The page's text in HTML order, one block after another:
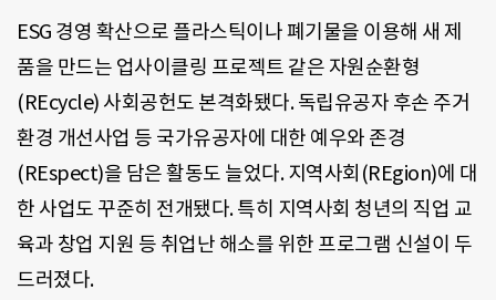
ESG 경영 확산으로 플라스틱이나 폐기물을 이용해 새 제
품을 만드는 업사이클링 프로젝트 같은 자원순환형
(REcycle) 사회공헌도 본격화됐다. 독립유공자 후손 주거
환경 개선사업 등 국가유공자에 대한 예우와 존경
(REspect)을 담은 활동도 늘었다. 지역사회(REgion)에 대
한 사업도 꾸준히 전개됐다. 특히 지역사회 청년의 직업 교
육과 창업 지원 등 취업난 해소를 위한 프로그램 신설이 두
드러졌다.